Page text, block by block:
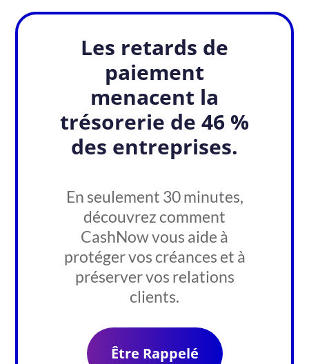
Les retards de
paiement
menacent la
trésorerie de 46 %
des entreprises.
En seulement 30 minutes,
découvrez comment
CashNow vous aide à
protéger vos créances et à
préserver vos relations
clients.
Être Rappelé